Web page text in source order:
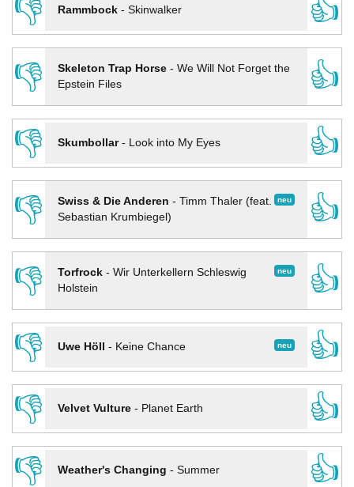
👎
Rammbock- Skinwalker
👍
👎
Skeleton Trap Horse- We Will Not Forget the
Epstein Files
👍
👎
Skumbollar- Look into My Eyes
👍
👎
neu
Swiss & Die Anderen - Timm Thaler (feat.
Sebastian Krumbiegel)
👍
👎 neu
Torfrock- Wir Unterkellern Schleswig
Holstein
👍
👎
neu
Uwe Höll - Keine Chance
👍
👎
Velvet Vulture- Planet Earth
👍
👎
Weather's Changing - Summer
👍